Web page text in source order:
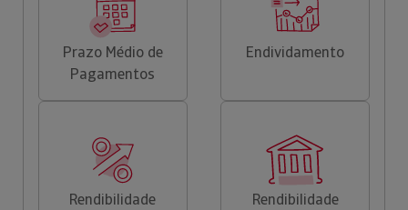
Prazo Médio de
Pagamentos
Endividamento
Rendibilidade
Rendibilidade